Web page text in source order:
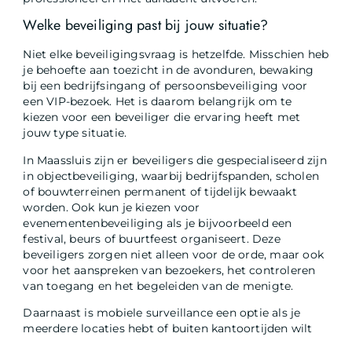
Welke beveiliging past bij jouw situatie?
Niet elke beveiligingsvraag is hetzelfde. Misschien heb
je behoefte aan toezicht in de avonduren, bewaking
bij een bedrijfsingang of persoonsbeveiliging voor
een VIP-bezoek. Het is daarom belangrijk om te
kiezen voor een beveiliger die ervaring heeft met
jouw type situatie.
In Maassluis zijn er beveiligers die gespecialiseerd zijn
in objectbeveiliging, waarbij bedrijfspanden, scholen
of bouwterreinen permanent of tijdelijk bewaakt
worden. Ook kun je kiezen voor
evenementenbeveiliging als je bijvoorbeeld een
festival, beurs of buurtfeest organiseert. Deze
beveiligers zorgen niet alleen voor de orde, maar ook
voor het aanspreken van bezoekers, het controleren
van toegang en het begeleiden van de menigte.
Daarnaast is mobiele surveillance een optie als je
meerdere locaties hebt of buiten kantoortijden wilt